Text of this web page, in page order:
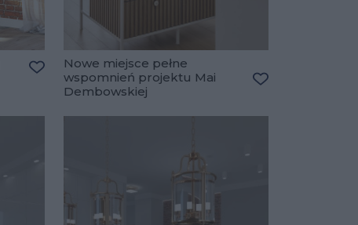
Dodaj do ulubionych
Nowe miejsce pełne
wspomnień projektu Mai
Dembowskiej